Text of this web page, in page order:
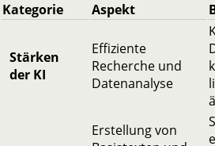
Kategorie Aspekt
Stärken
der KI
Effiziente
Recherche und
Datenanalyse
Erstellung von